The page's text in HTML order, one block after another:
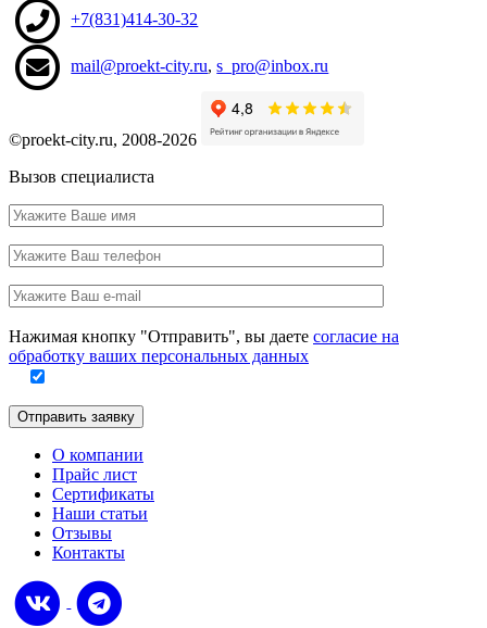
+7(831)414-30-32
mail@proekt-city.ru,s_pro@inbox.ru
©proekt-city.ru, 2008-2026
Вызов специалиста
Ваше
имя
Ваш
телефон
Ваш
e-
mail
это
поле
Нажимая кнопку "Отправить", вы даете согласие на
обработку ваших персональных данных
Отправить заявку
О компании
Прайс лист
Сертификаты
Наши статьи
Отзывы
Контакты